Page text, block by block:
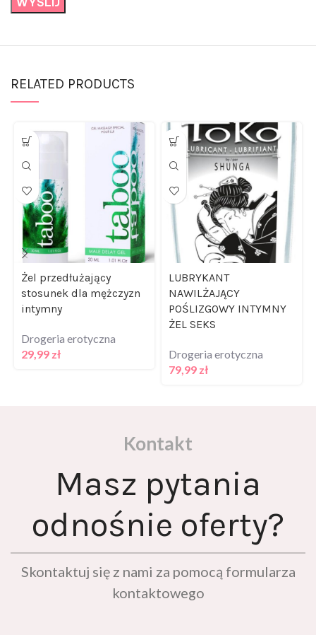
RELATED PRODUCTS
Żel przedłużający
stosunek dla mężczyzn
intymny
Drogeria erotyczna
29,99
zł
LUBRYKANT
NAWILŻAJĄCY
POŚLIZGOWY INTYMNY
ŻEL SEKS
Drogeria erotyczna
79,99
zł
Kontakt
Masz pytania
odnośnie oferty?
Skontaktuj się z nami za pomocą formularza
kontaktowego